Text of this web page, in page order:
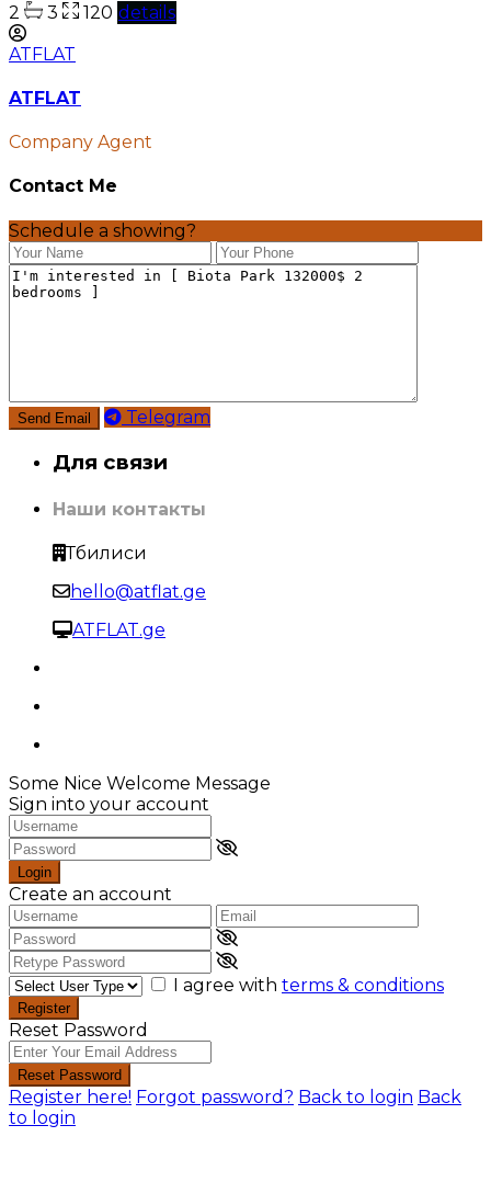
2 3 120 details
ATFLAT
ATFLAT
Company Agent
Contact Me
Schedule a showing?
Telegram
Для связи
Наши контакты
Тбилиси
hello@atflat.ge
ATFLAT.ge
Some Nice Welcome Message
Sign into your account
Login
Create an account
I agree with terms & conditions
Register
Reset Password
Reset Password
Register here! Forgot password? Back to login Back
to login